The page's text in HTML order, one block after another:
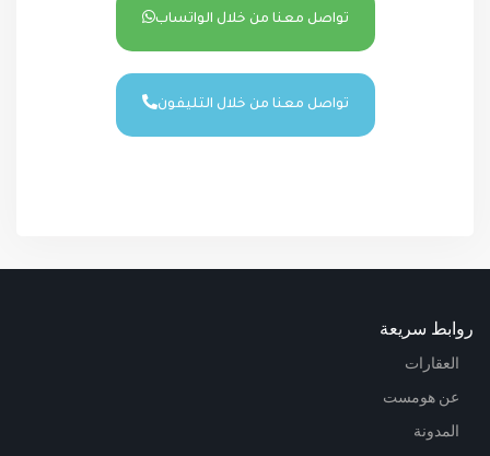
تواصل معنا من خلال الواتساب
تواصل معنا من خلال التليفون
روابط سريعة
العقارات
عن هومست
المدونة